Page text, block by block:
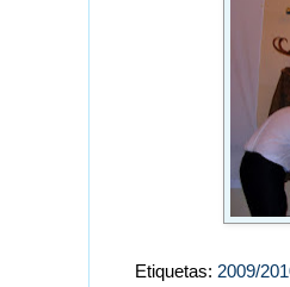
Etiquetas: 2009/